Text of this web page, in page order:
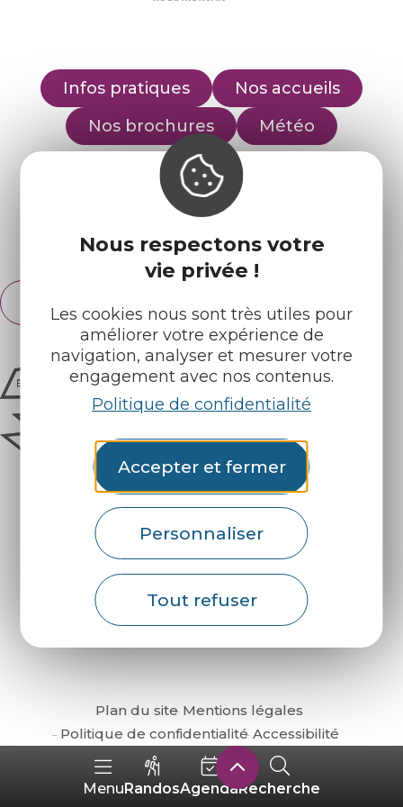
Nous respectons votre
vie privée !
Les cookies nous sont très utiles pour
améliorer votre expérience de
navigation, analyser et mesurer votre
engagement avec nos contenus.
Politique de confidentialité
Accepter et fermer
Personnaliser
Tout refuser
MenuRandosAgendaRecherche
Infos pratiques
Nos accueils
Nos brochures
Météo
Retrouvez-nous sur :
Espace pro Partenaires
Français
English
Comment venir ?
Plan du site Mentions légales
Politique de confidentialité Accessibilité